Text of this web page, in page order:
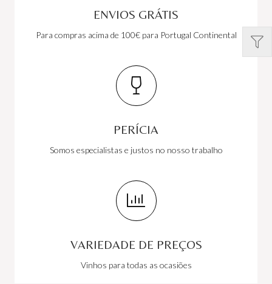
ENVIOS GRÁTIS
Para compras acima de 100€ para Portugal Continental
PERÍCIA
Somos especialistas e justos no nosso trabalho
VARIEDADE DE PREÇOS
Vinhos para todas as ocasiões